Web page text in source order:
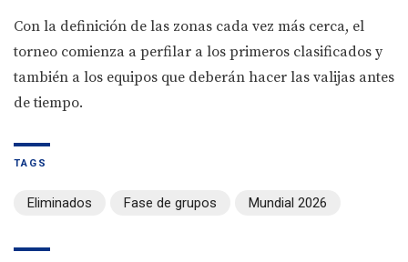
Con la definición de las zonas cada vez más cerca, el
torneo comienza a perfilar a los primeros clasificados y
también a los equipos que deberán hacer las valijas antes
de tiempo.
TAGS
Eliminados Fase de grupos Mundial 2026